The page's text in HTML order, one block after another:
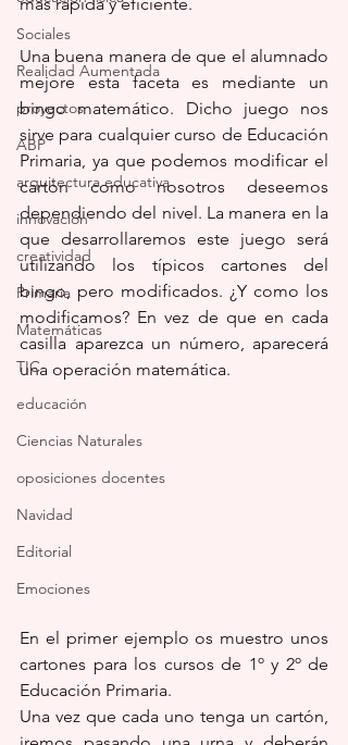
Sociales
Realidad Aumentada
proyectos
ABP
arquitectura educativa
innovación
creatividad
Primaria
Matemáticas
TIC
educación
Ciencias Naturales
oposiciones docentes
Navidad
Editorial
Emociones
Una buena manera de que el alumnado
mejore esta faceta es mediante un
bingo matemático. Dicho juego nos
sirve para cualquier curso de Educación
Primaria, ya que podemos modificar el
cartón como nosotros deseemos
dependiendo del nivel. La manera en la
que desarrollaremos este juego será
utilizando los típicos cartones del
bingo, pero modificados. ¿Y como los
modificamos? En vez de que en cada
casilla aparezca un número, aparecerá
una operación matemática.
En el primer ejemplo os muestro unos
cartones para los cursos de 1º y 2º de
Educación Primaria.
Una vez que cada uno tenga un cartón,